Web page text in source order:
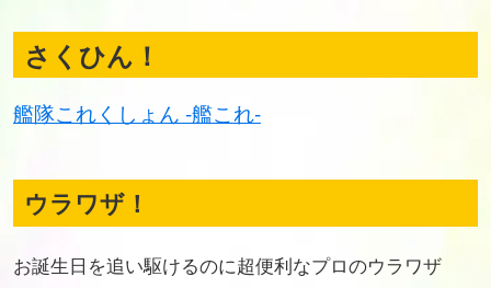
さくひん！
艦隊これくしょん -艦これ-
ウラワザ！
お誕生日を追い駆けるのに超便利なプロのウラワザ